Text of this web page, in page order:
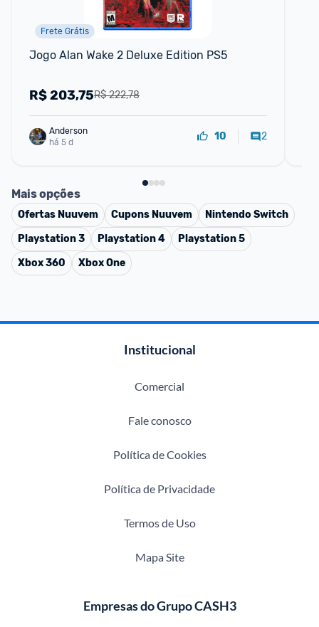
Frete Grátis
Jogo Alan Wake 2 Deluxe Edition PS5
R$ 222,78
R$203,75
Anderson
há 5 d
10 2
Mais opções
Ofertas Nuuvem Cupons Nuuvem
Nintendo Switch
Playstation 3
Playstation 4
Playstation 5
Xbox 360
Xbox One
Institucional
Comercial
Fale conosco
Política de Cookies
Política de Privacidade
Termos de Uso
Mapa Site
Empresas do Grupo CASH3